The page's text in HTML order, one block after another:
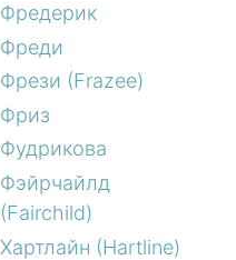
Фредерик
Фреди
Фрези (Frazee)
Фриз
Фудрикова
Фэйрчайлд
(Fairchild)
Хартлайн (Hartline)